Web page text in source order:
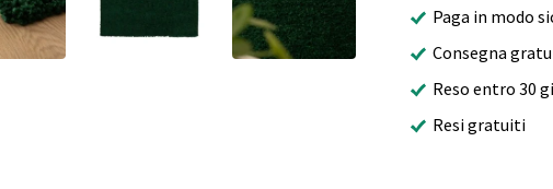
Paga in modo
Consegna
Reso entro 30
Resi gratuiti